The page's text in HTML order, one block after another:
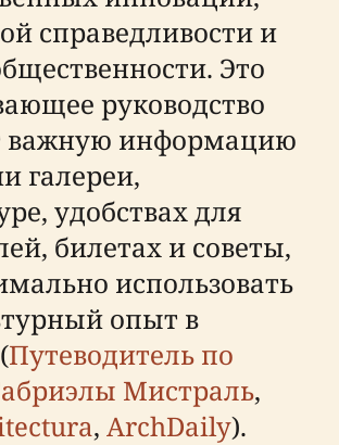
справедливости и
Это
руководство
важную информацию
галереи,
удобствах для
билетах и советы,
использовать
опыт в
Путеводитель по
Мистраль,
, ArchDaily).